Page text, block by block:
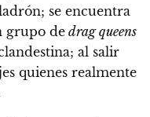
se encuentra
grupo de drag queens
al salir
quienes realmente